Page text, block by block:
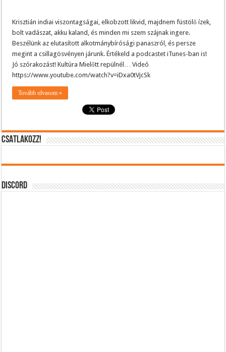
Krisztián indiai viszontagságai, elkobzott likvid, majdnem füstölő ízek,
bolt vadászat, akku kaland, és minden mi szem szájnak ingere.
Beszélünk az elutasított alkotmánybírósági panaszról, és persze
megint a csillagösvényen járunk. Értékeld a podcastet iTunes-ban is!
Jó szórakozást! Kultúra Mielőtt repülnél… Videó
https://www.youtube.com/watch?v=iDxa0tVjcSk
Tovább olvasom »
CSATLAKOZZ!
DISCORD